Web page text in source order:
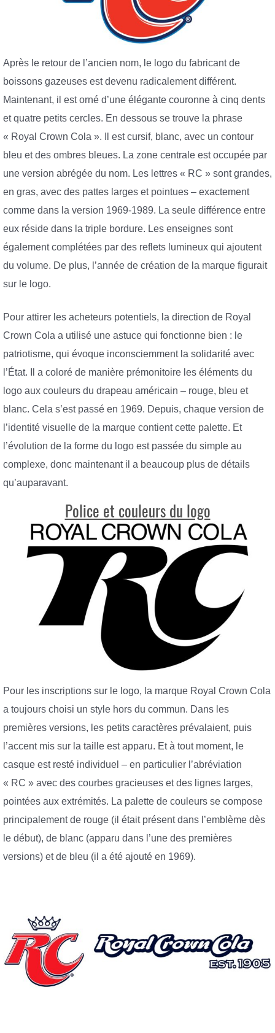
Après le retour de l’ancien nom, le logo du fabricant de
boissons gazeuses est devenu radicalement différent.
Maintenant, il est orné d’une élégante couronne à cinq dents
et quatre petits cercles. En dessous se trouve la phrase
« Royal Crown Cola ». Il est cursif, blanc, avec un contour
bleu et des ombres bleues. La zone centrale est occupée par
une version abrégée du nom. Les lettres « RC » sont grandes,
en gras, avec des pattes larges et pointues – exactement
comme dans la version 1969-1989. La seule différence entre
eux réside dans la triple bordure. Les enseignes sont
également complétées par des reflets lumineux qui ajoutent
du volume. De plus, l’année de création de la marque figurait
sur le logo.
Pour attirer les acheteurs potentiels, la direction de Royal
Crown Cola a utilisé une astuce qui fonctionne bien : le
patriotisme, qui évoque inconsciemment la solidarité avec
l’État. Il a coloré de manière prémonitoire les éléments du
logo aux couleurs du drapeau américain – rouge, bleu et
blanc. Cela s’est passé en 1969. Depuis, chaque version de
l’identité visuelle de la marque contient cette palette. Et
l’évolution de la forme du logo est passée du simple au
complexe, donc maintenant il a beaucoup plus de détails
qu’auparavant.
Police et couleurs du logo
Pour les inscriptions sur le logo, la marque Royal Crown Cola
a toujours choisi un style hors du commun. Dans les
premières versions, les petits caractères prévalaient, puis
l’accent mis sur la taille est apparu. Et à tout moment, le
casque est resté individuel – en particulier l’abréviation
« RC » avec des courbes gracieuses et des lignes larges,
pointées aux extrémités. La palette de couleurs se compose
principalement de rouge (il était présent dans l’emblème dès
le début), de blanc (apparu dans l’une des premières
versions) et de bleu (il a été ajouté en 1969).